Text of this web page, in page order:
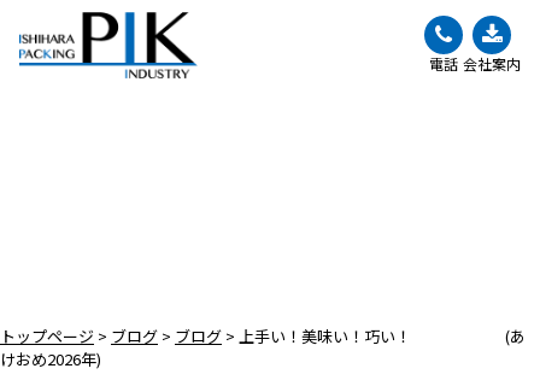
電話 会社案内
トップページ > ブログ > ブログ > 上手い！美味い！巧い！ (あ
けおめ2026年)